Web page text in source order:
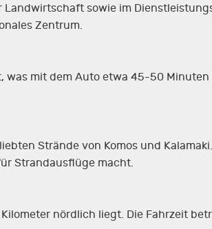
sowie im
Zentrum.
mit dem Auto etwa 45-50
Strände von Komos und
Strandausflüge macht.
nördlich liegt. Die Fahrzeit